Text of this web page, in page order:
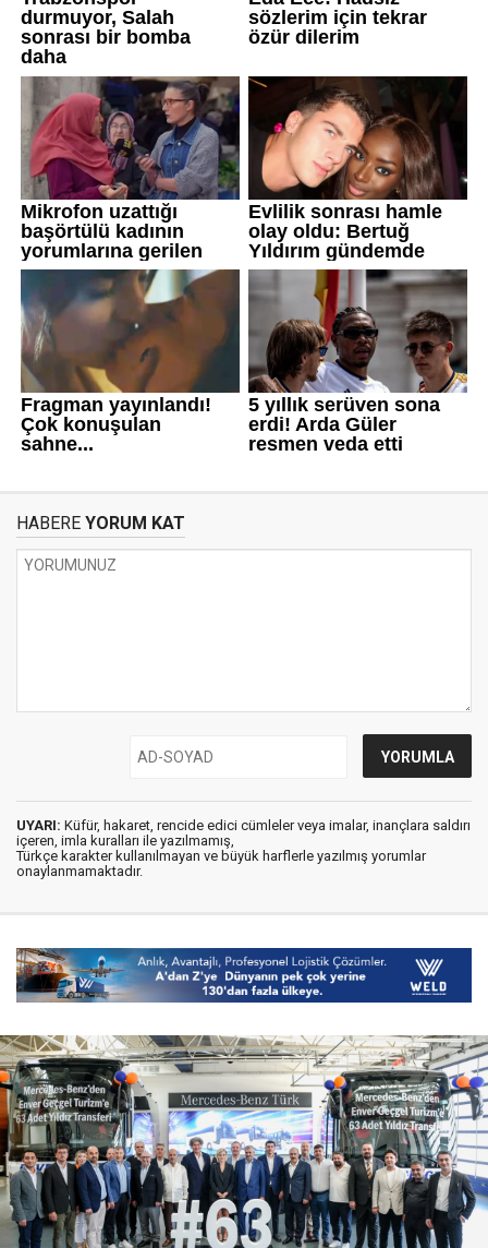
HABERE YORUM KAT
UYARI: Küfür, hakaret, rencide edici cümleler veya imalar, inançlara saldırı
içeren, imla kuralları ile yazılmamış,
Türkçe karakter kullanılmayan ve büyük harflerle yazılmış yorumlar
onaylanmamaktadır.